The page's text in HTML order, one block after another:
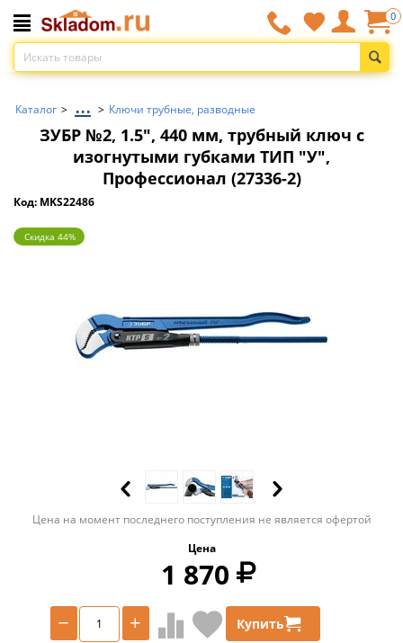
0
Каталог > ... > Ключи трубные, разводные
ЗУБР №2, 1.5″, 440 мм, трубный ключ с
изогнутыми губками ТИП ″У″,
Профессионал (27336-2)
Код: MKS22486
Скидка 44%
Цена на момент последнего поступления не является офертой
Цена
1 870
+
− Купить